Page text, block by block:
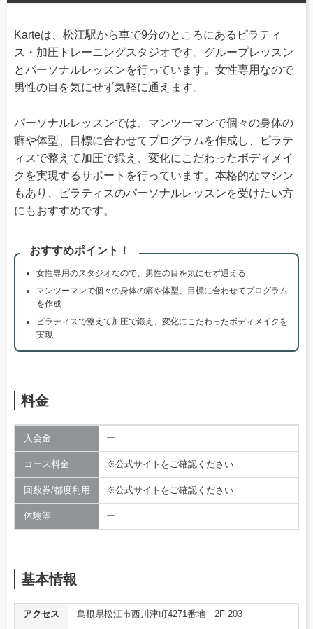
Karteは、松江駅から車で9分のところにあるピラティ
ス・加圧トレーニングスタジオです。グループレッスン
とパーソナルレッスンを行っています。女性専用なので
男性の目を気にせず気軽に通えます。
パーソナルレッスンでは、マンツーマンで個々の身体の
癖や体型、目標に合わせてプログラムを作成し、ピラテ
ィスで整えて加圧で鍛え、変化にこだわったボディメイ
クを実現するサポートを行っています。本格的なマシン
もあり、ピラティスのパーソナルレッスンを受けたい方
にもおすすめです。
おすすめポイント！
女性専用のスタジオなので、男性の目を気にせず通える
マンツーマンで個々の身体の癖や体型、目標に合わせてプログラム
を作成
ピラティスで整えて加圧で鍛え、変化にこだわったボディメイクを
実現
料金
入会金 ー
コース料金 ※公式サイトをご確認ください
回数券/都度利用 ※公式サイトをご確認ください
体験等 ー
基本情報
アクセス
島根県松江市西川津町4271番地 2F 203